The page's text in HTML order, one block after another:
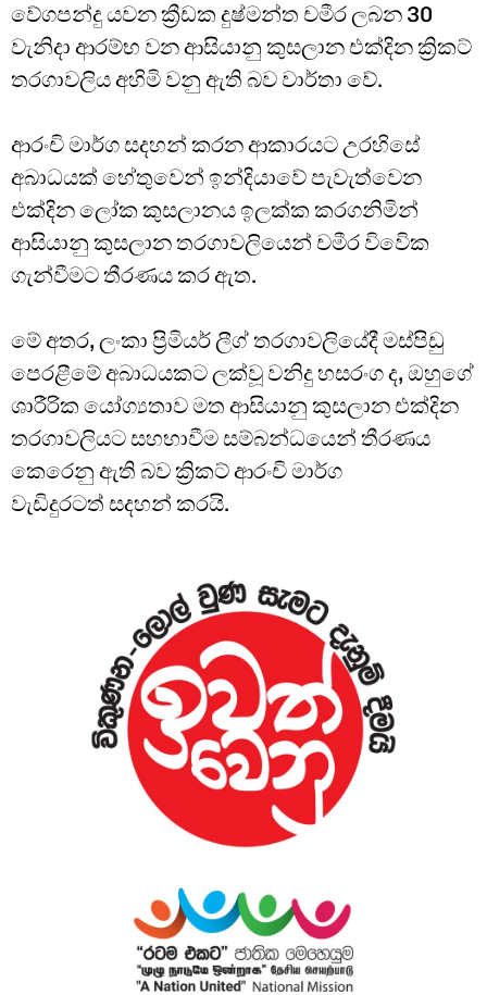
වේගපන්දු යවන ක්‍රීඩක දුෂ්මන්ත චමීර ලබන 30
වැනිදා ආරම්භ වන ආසියානු කුසලාන එක්දින ක්‍රිකට්
තරගාවලිය අහිමි වනු ඇති බව වාර්තා වේ.
ආරංචි මාර්ග සදහන් කරන ආකාරයට උරහිසේ
අබාධයක් හේතුවෙන් ඉන්දියා⁣වේ පැවැත්වෙන
එක්දින ලෝක කුසලානය ඉලක්ක කරගනිමින්
ආසියානු කුසලාන තරගාවලියෙන් චමීර විවෙික
ගැන්වීමට තීරණය කර ඇත.
මේ අතර, ලංකා ප්‍රිමියර් ලීග් තරගාවලියේදී මස්පිඩු
පෙරළීමේ අබාධයක⁣ට ලක්වූ වනිදු හසරංග ද, ඔහුගේ
ශාරීරික යෝග්‍යතාව මත ආසියානු කුසලාන එක්දින
තරගාවලියට සහභාවීම සම්බන්ධයෙන් තීරණය
කෙරෙනු ඇති බව ක්‍රිකට් ආරංචි මාර්ග
වැඩිදුරටත් සදහන් කරයි.